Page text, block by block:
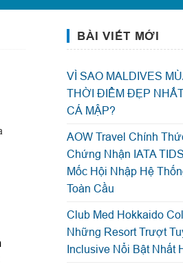
BÀI VIẾT MỚI
VÌ SAO MALDIVES
THỜI ĐIỂM ĐẸP
CÁ MẬP?
AOW Travel Chính
Chứng Nhận IATA
Mốc Hội Nhập Hệ
Toàn Cầu
Club Med Hokkaido
Những Resort Trượt
Inclusive Nổi Bật Nhất